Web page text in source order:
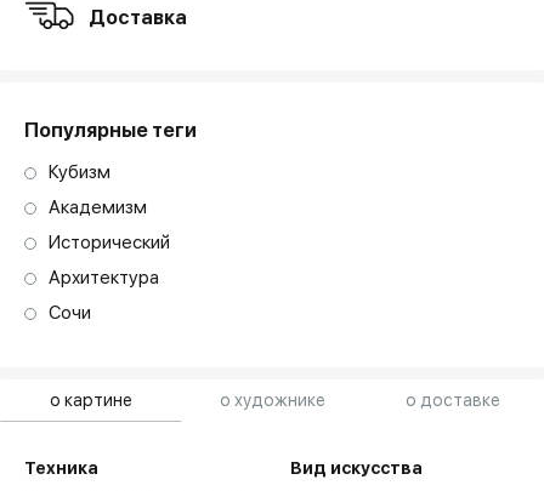
о картине о художнике о доставке
Техника
Вид искусства
Доставка
Популярные теги
Кубизм
Академизм
Исторический
Архитектура
Сочи